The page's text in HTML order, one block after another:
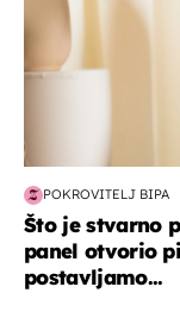
POKROVITELJ BIPA
Što je stvarno
panel otvorio
postavljamo...